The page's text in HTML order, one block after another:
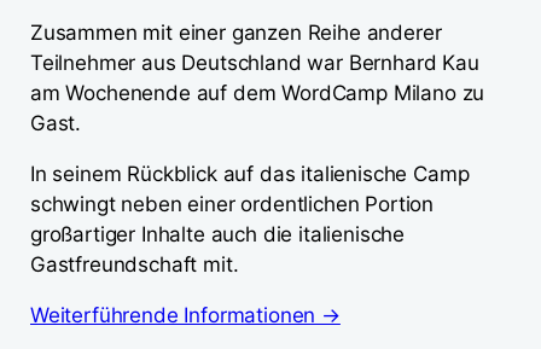
Zusammen mit einer ganzen Reihe anderer
Teilnehmer aus Deutschland war Bernhard Kau
am Wochenende auf dem WordCamp Milano zu
Gast.
In seinem Rückblick auf das italienische Camp
schwingt neben einer ordentlichen Portion
großartiger Inhalte auch die italienische
Gastfreundschaft mit.
Weiterführende Informationen →